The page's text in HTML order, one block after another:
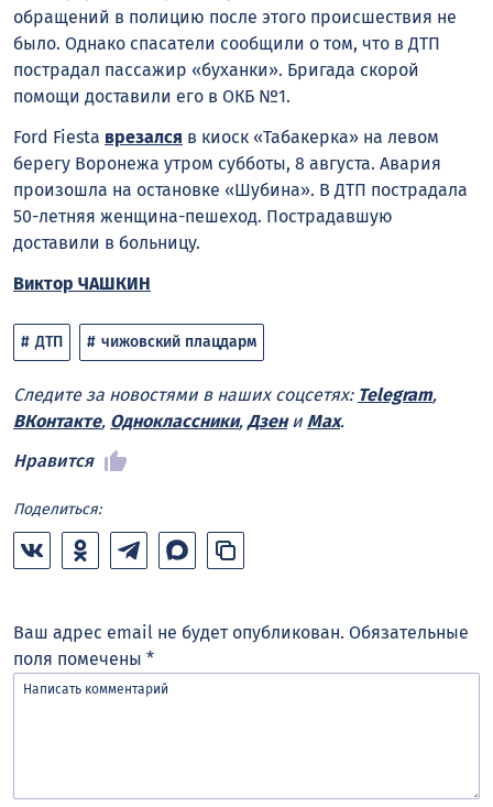
обращений в полицию после этого происшествия не
было. Однако спасатели сообщили о том, что в ДТП
пострадал пассажир «буханки». Бригада скорой
помощи доставили его в ОКБ №1.
Ford Fiesta врезался в киоск «Табакерка» на левом
берегу Воронежа утром субботы, 8 августа. Авария
произошла на остановке «Шубина». В ДТП пострадала
50-летняя женщина-пешеход. Пострадавшую
доставили в больницу.
Виктор ЧАШКИН
ДТП чижовский плацдарм
Следите за новостями в наших соцсетях: Telegram,
ВКонтакте, Одноклассники, Дзени Max.
Нравится
Поделиться:
Ваш адрес email не будет опубликован. Обязательные
поля помечены *